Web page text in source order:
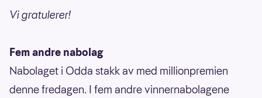
Vi gratulerer!
Fem andre nabolag
Nabolaget i Odda stakk av med millionpremien
denne fredagen. I fem andre vinnernabolagene